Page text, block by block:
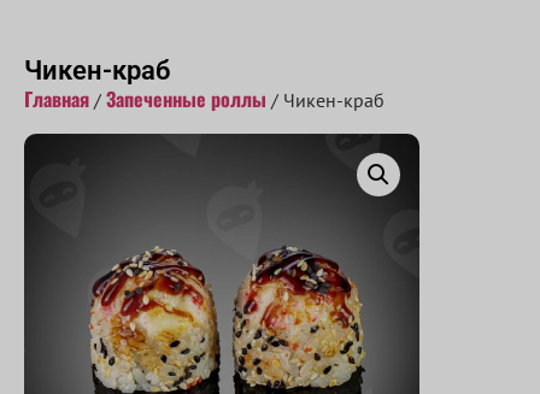
Чикен-краб
Главная / Запеченные роллы / Чикен-краб